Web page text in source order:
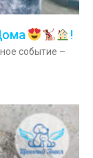
!
событие –